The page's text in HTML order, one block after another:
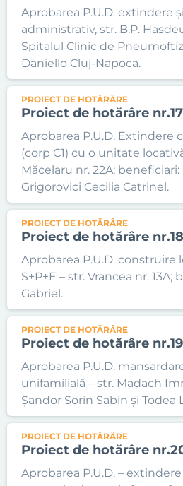
Aprobarea P.U.D. extindere
administrativ, str. B.P.
Spitalul Clinic de
Daniello Cluj-Napoca.
PROIECT DE HOTĂRÂRE
Proiect de hotărâre nr.17
Aprobarea P.U.D. Extindere
(corp C1) cu o unitate
Măcelaru nr. 22A;
Grigorovici Cecilia Catrinel.
PROIECT DE HOTĂRÂRE
Proiect de hotărâre nr.18
Aprobarea P.U.D. construire
S+P+E – str. Vrancea nr. 13A;
Gabriel.
PROIECT DE HOTĂRÂRE
Proiect de hotărâre nr.19
Aprobarea P.U.D.
unifamilială – str. Madach
Șandor Sorin Sabin și Todea
PROIECT DE HOTĂRÂRE
Proiect de hotărâre
Aprobarea P.U.D. –